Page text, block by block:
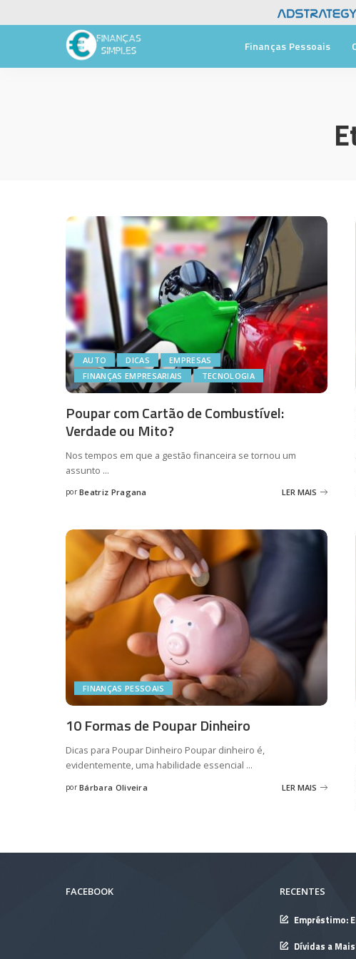
Finanças Pessoais
AUTO DICAS
EMPRESAS
FINANÇAS EMPRESARIAIS
TECNOLOGIA
Poupar com Cartão de Combustível:
Verdade ou Mito?
Nos tempos em que a gestão financeira se tornou um
assunto ...
Posted
por Beatriz Pragana LER MAIS
FINANÇAS PESSOAIS
10 Formas de Poupar Dinheiro
Dicas para Poupar Dinheiro Poupar dinheiro é,
evidentemente, uma habilidade essencial ...
Posted
por Bárbara Oliveira LER MAIS
FACEBOOK RECENTES
Empréstimo:
Dívidas a